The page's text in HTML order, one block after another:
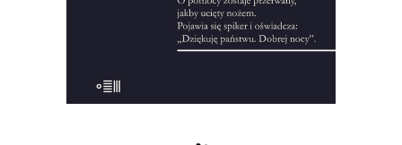
KSIĄŻKA DO KOSZYKA